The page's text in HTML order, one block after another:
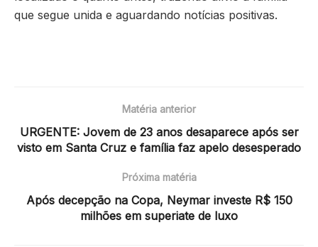
que segue unida e aguardando notícias positivas.
Matéria anterior
URGENTE: Jovem de 23 anos desaparece após ser
visto em Santa Cruz e família faz apelo desesperado
Próxima matéria
Após decepção na Copa, Neymar investe R$ 150
milhões em superiate de luxo